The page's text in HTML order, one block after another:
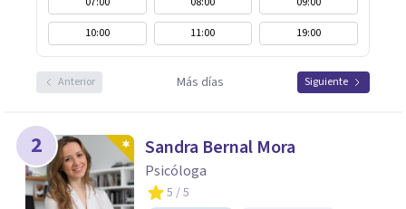
10:00
11:00 19:00
Anterior Más días Siguiente
2 Sandra Bernal Mora
Psicóloga
5 / 5